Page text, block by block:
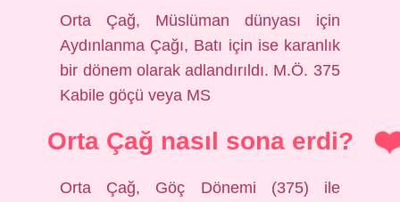
Orta Çağ, Müslüman dünyası için
Aydınlanma Çağı, Batı için ise karanlık
bir dönem olarak adlandırıldı. M.Ö. 375
Kabile göçü veya MS
Orta Çağ nasıl sona erdi?
Orta Çağ, Göç Dönemi (375) ile